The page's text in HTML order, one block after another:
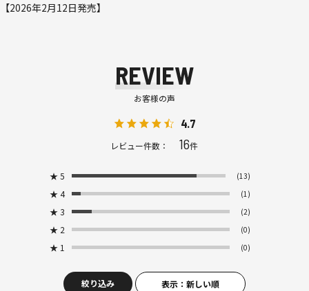
【2026年2月12日発売】
REVIEW
お客様の声
4.7
レビュー件数： 16件
★ 5 (13)
★ 4 (1)
★ 3 (2)
★ 2 (0)
★ 1 (0)
絞り込み 表示：新しい順